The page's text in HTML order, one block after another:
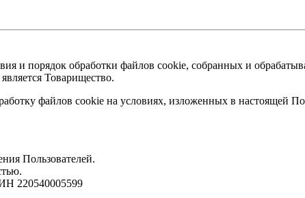
и порядок обработки файлов cookie, собранных и
Товарищество.
файлов cookie на условиях, изложенных в настоящей
Пользователей.
220540005599